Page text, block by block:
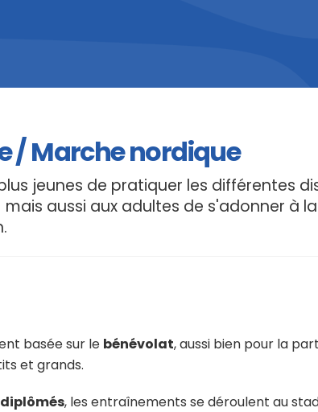
/ Marche nordique
jeunes de pratiquer les différentes
mais aussi aux adultes de s'adonner à
basée sur le bénévolat, aussi bien pour la
et grands.
, les entraînements se déroulent au